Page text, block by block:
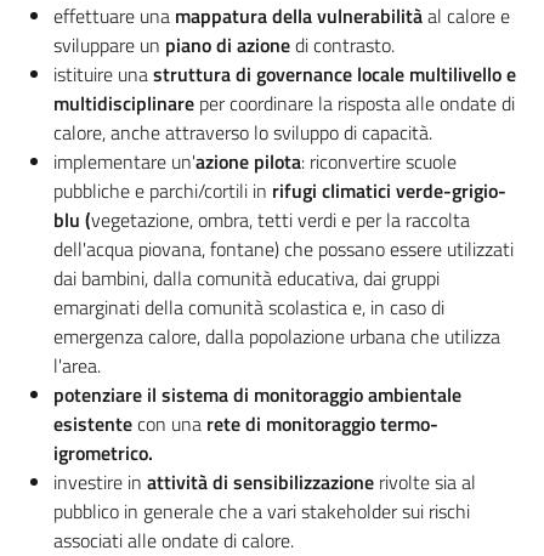
effettuare una mappatura della vulnerabilitàal calore e
sviluppare un piano di azionedi contrasto.
istituire unastruttura di governance locale multilivello e
multidisciplinare per coordinare la risposta alle ondate di
calore, anche attraverso lo sviluppo di capacità.
implementare un'azione pilota: riconvertire scuole
pubbliche e parchi/cortili in rifugi climatici verde-grigio-
blu (vegetazione, ombra, tetti verdi e per la raccolta
dell'acqua piovana, fontane) che possano essere utilizzati
dai bambini, dalla comunità educativa, dai gruppi
emarginati della comunità scolastica e, in caso di
emergenza calore, dalla popolazione urbana che utilizza
l'area.
potenziare il sistema di monitoraggio ambientale
esistentecon una rete di monitoraggio termo-
igrometrico.
investire in attività di sensibilizzazione rivolte sia al
pubblico in generale che a vari stakeholder sui rischi
associati alle ondate di calore.